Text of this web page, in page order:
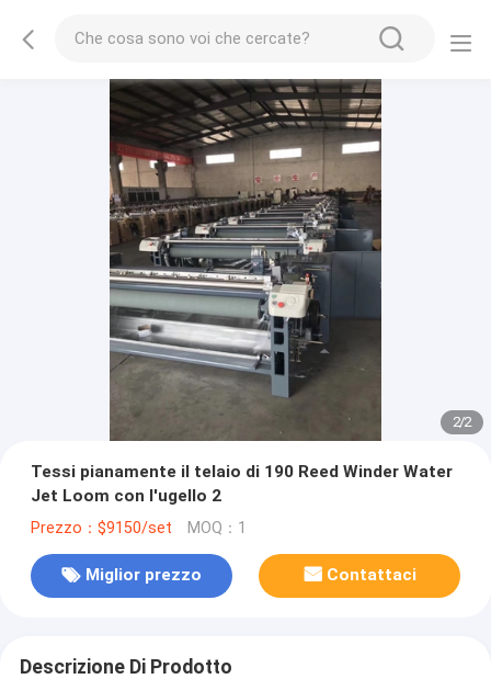
2/2
Tessi pianamente il telaio di 190 Reed Winder Water
Jet Loom con l'ugello 2
Prezzo：$9150/set MOQ：1
Miglior prezzo Contattaci
Descrizione Di Prodotto